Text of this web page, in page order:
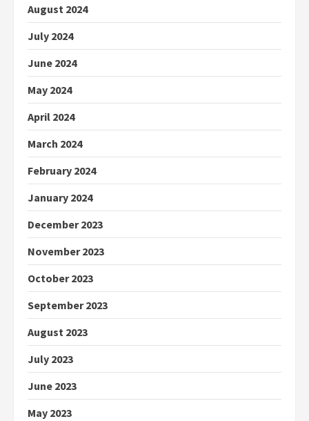
August 2024
July 2024
June 2024
May 2024
April 2024
March 2024
February 2024
January 2024
December 2023
November 2023
October 2023
September 2023
August 2023
July 2023
June 2023
May 2023